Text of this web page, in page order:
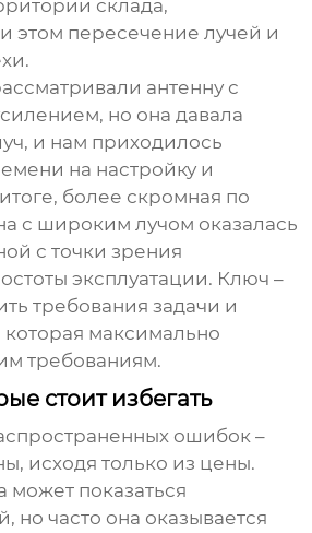
склада,
этом пересечение лучей и
антенну с
но она давала
и нам приходилось
на настройку и
более скромная по
с широким лучом оказалась
с точки зрения
эксплуатации. Ключ –
требования задачи и
которая максимально
требованиям.
стоит избегать
ошибок –
исходя только из цены.
может показаться
но часто она оказывается